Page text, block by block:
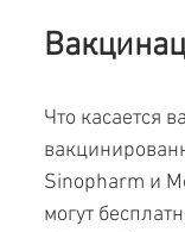
Что касается
Sinopharm и
могут